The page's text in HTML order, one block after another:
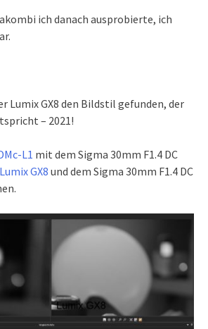
ich danach ausprobierte, ich
Lumix GX8 den Bildstil gefunden, der
– 2021!
L1 mit dem Sigma 30mm F1.4 DC
Lumix GX8 und dem Sigma 30mm F1.4 DC